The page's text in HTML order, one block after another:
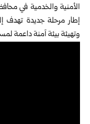
الأمنية والخدمية في
إطار مرحلة جديدة تهدف
وتهيئة بيئة آمنة داعمة